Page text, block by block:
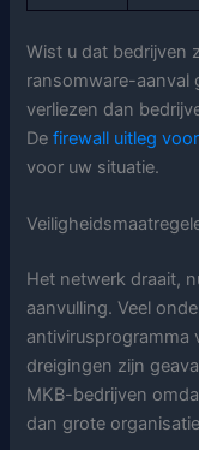
Wist u dat bedrijven
ransomware-aanval
verliezen dan
Defirewall uitleg
voor uw situatie.
Het netwerk draait,
aanvulling. Veel
antivirusprogramma
dreigingen zijn
MKB-bedrijven
dan grote